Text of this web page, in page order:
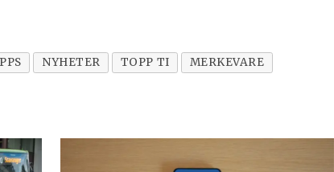
NYHETER TOPP TI MERKEVARE